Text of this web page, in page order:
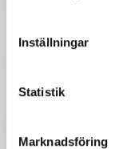
Inställningar
Statistik
Marknadsföring